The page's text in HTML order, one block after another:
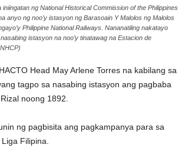
ng National Historical Commission of the Philippines
anyo ng noo’y istasyon ng Barasoain Y Malolos ng Malolos
Philippine National Railways. Nananatiling nakatayo
istasyon na noo’y tinatawag na Estacion de
Head May Arlene Torres na kabilang sa
tagpo sa nasabing istasyon ang pagbaba
noong 1892.
ng pagbisita ang pagkampanya para sa
Filipina.